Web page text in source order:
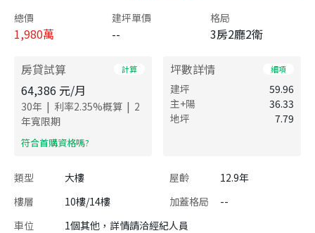
總價
1,980萬
建坪單價
--
格局
3房2廳2衛
房貸試算 計算
64,386 元/月
30年 | 利率2.35%概算 | 2
年寬限期
​符合首購資格嗎?
坪數詳情 細項
建坪
59.96
主+陽
36.33
地坪
7.79
類型 大樓 屋齡
12.9年
樓層
10樓/14樓 加蓋格局
--
車位
1個其他，詳情請洽經紀人員